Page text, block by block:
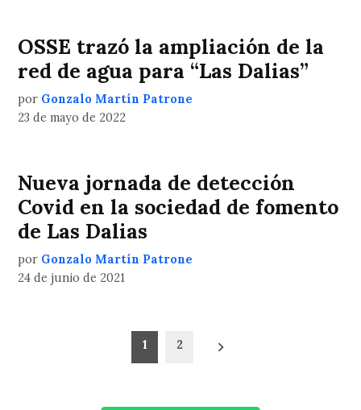
OSSE trazó la ampliación de la
red de agua para “Las Dalias”
por Gonzalo Martín Patrone
23 de mayo de 2022
Nueva jornada de detección
Covid en la sociedad de fomento
de Las Dalias
por Gonzalo Martín Patrone
24 de junio de 2021
1 2